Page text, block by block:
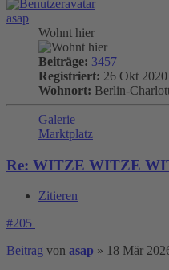
asap
Wohnt hier
Beiträge: 3457
Registriert: 26 Okt
Wohnort: Berlin-
Galerie
Marktplatz
Re: WITZE WITZE
Zitieren
#205
Beitrag von asap » 18 Mär